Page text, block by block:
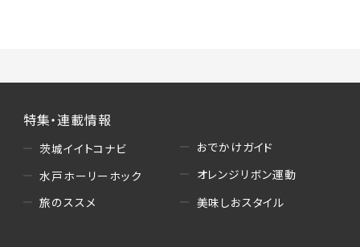
・読者プレゼント、アンケート等、当サービスが実
施するキャンペーンの抽選、当選者への連絡及
び発送 ・ユーザーの趣向や属性情報等の分析
（5）広告主への問い合わせ・応募等への対応
特集・連載情報
茨城イイトコナビ
水戸ホーリーホック
旅のススメ
おでかけガイド
オレンジリボン運動
美味しおスタイル